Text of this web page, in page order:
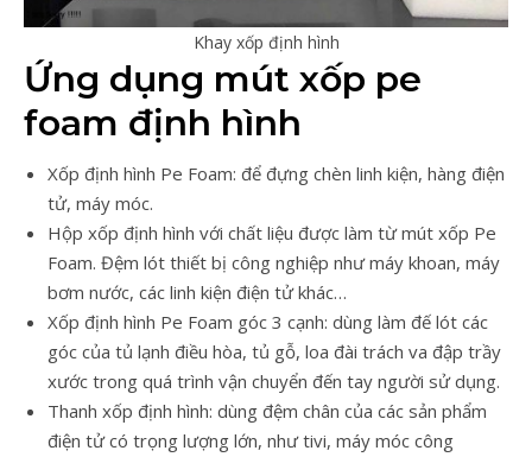
Khay xốp định hình
Ứng dụng mút xốp pe
foam định hình
Xốp định hình Pe Foam: để đựng chèn linh kiện, hàng điện
tử, máy móc.
Hộp xốp định hình với chất liệu được làm từ mút xốp Pe
Foam. Đệm lót thiết bị công nghiệp như máy khoan, máy
bơm nước, các linh kiện điện tử khác…
Xốp định hình Pe Foam góc 3 cạnh: dùng làm đế lót các
góc của tủ lạnh điều hòa, tủ gỗ, loa đài trách va đập trầy
xước trong quá trình vận chuyển đến tay người sử dụng.
Thanh xốp định hình: dùng đệm chân của các sản phẩm
điện tử có trọng lượng lớn, như tivi, máy móc công